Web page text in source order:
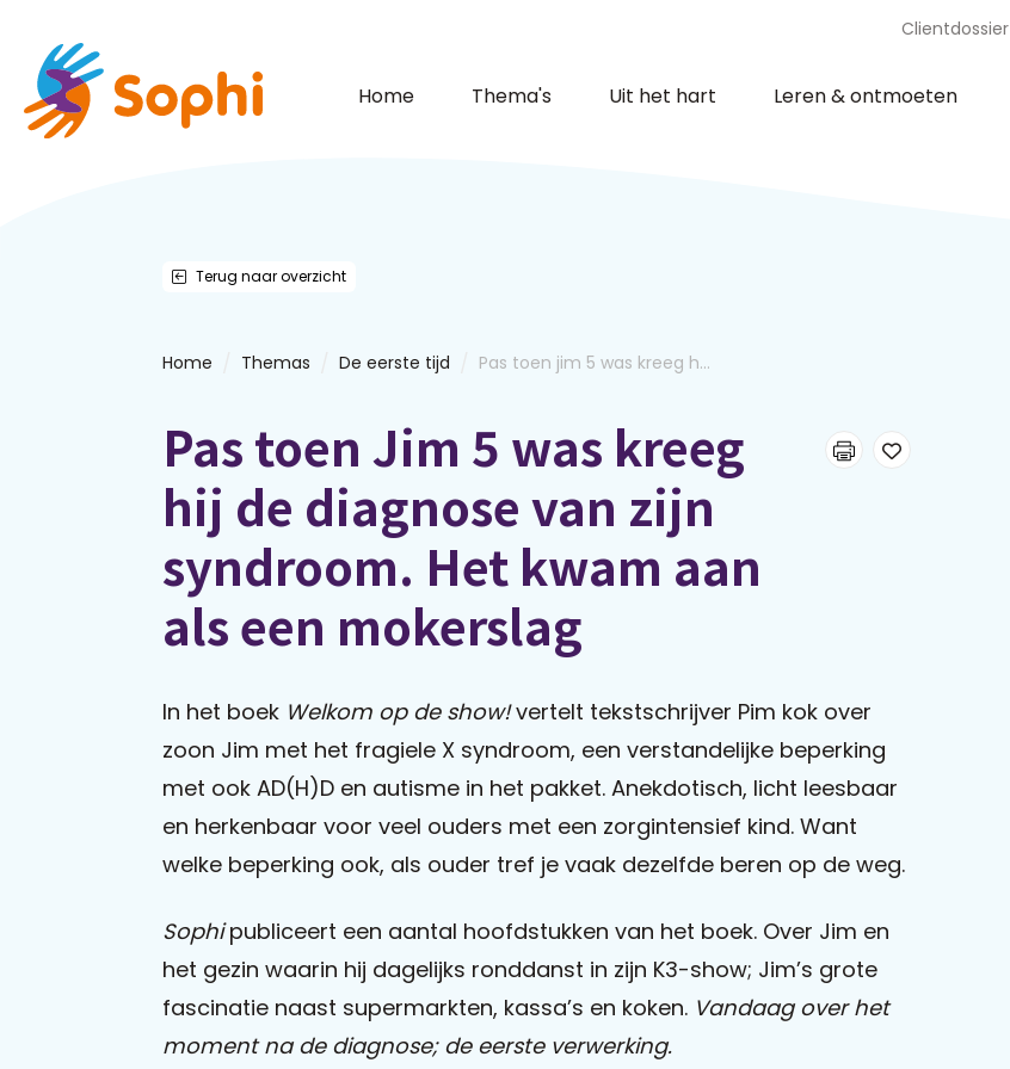
Clientdossier
Home Thema's Uit het hart Leren & ontmoeten
Terug naar overzicht
Home Themas De eerste tijd Pas toen jim 5 was kreeg h...
Pas toen Jim 5 was kreeg
hij de diagnose van zijn
syndroom. Het kwam aan
als een mokerslag
In het boek Welkom op de show!vertelt tekstschrijver Pim kok over
zoon Jim met het fragiele X syndroom, een verstandelijke beperking
met ook AD(H)D en autisme in het pakket. Anekdotisch, licht leesbaar
en herkenbaar voor veel ouders met een zorgintensief kind. Want
welke beperking ook, als ouder tref je vaak dezelfde beren op de weg.
Sophipubliceert een aantal hoofdstukken van het boek. Over Jim en
het gezin waarin hij dagelijks ronddanst in zijn K3-show; Jim’s grote
fascinatie naast supermarkten, kassa’s en koken. Vandaag over het
moment na de diagnose; de eerste verwerking.